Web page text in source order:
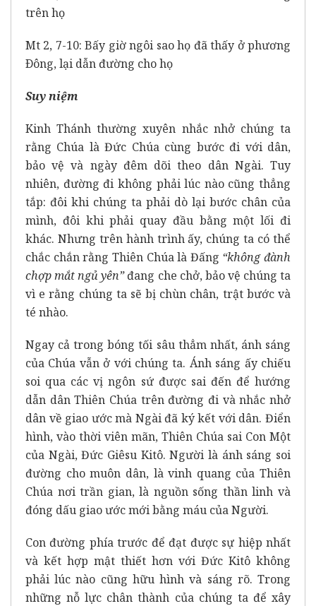
trên họ
Mt 2, 7-10: Bấy giờ ngôi sao họ đã thấy ở phương
Ðông, lại dẫn đường cho họ
Suy niệm
Kinh Thánh thường xuyên nhắc nhở chúng ta
rằng Chúa là Đức Chúa cùng bước đi với dân,
bảo vệ và ngày đêm dõi theo dân Ngài. Tuy
nhiên, đường đi không phải lúc nào cũng thẳng
tắp: đôi khi chúng ta phải dò lại bước chân của
mình, đôi khi phải quay đầu bằng một lối đi
khác. Nhưng trên hành trình ấy, chúng ta có thể
chắc chắn rằng Thiên Chúa là Đấng “không đành
chợp mắt ngủ yên”đang che chở, bảo vệ chúng ta
vì e rằng chúng ta sẽ bị chùn chân, trật bước và
té nhào.
Ngay cả trong bóng tối sâu thẳm nhất, ánh sáng
của Chúa vẫn ở với chúng ta. Ánh sáng ấy chiếu
soi qua các vị ngôn sứ được sai đến để hướng
dẫn dân Thiên Chúa trên đường đi và nhắc nhở
dân về giao ước mà Ngài đã ký kết với dân. Điển
hình, vào thời viên mãn, Thiên Chúa sai Con Một
của Ngài, Đức Giêsu Kitô. Người là ánh sáng soi
đường cho muôn dân, là vinh quang của Thiên
Chúa nơi trần gian, là nguồn sống thần linh và
đóng dấu giao ước mới bằng máu của Người.
Con đường phía trước để đạt được sự hiệp nhất
và kết hợp mật thiết hơn với Đức Kitô không
phải lúc nào cũng hữu hình và sáng rõ. Trong
những nỗ lực chân thành của chúng ta để xây